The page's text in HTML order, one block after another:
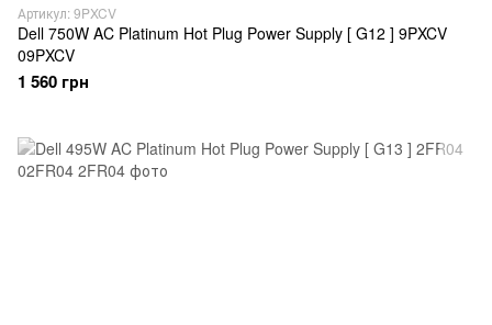
Артикул: 9PXCV
Dell 750W AC Platinum Hot Plug Power Supply [ G12 ] 9PXCV
09PXCV
1 560 грн